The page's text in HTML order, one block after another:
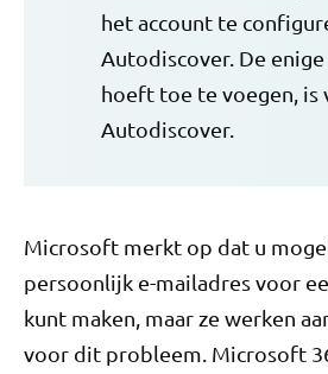
het account te
Autodiscover. De
hoeft toe te voegen, is
Autodiscover.
Microsoft merkt op dat u
persoonlijk e-mailadres voor
kunt maken, maar ze werken
voor dit probleem. Microsoft